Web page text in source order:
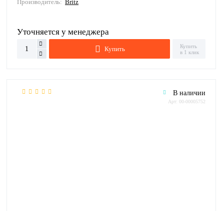
Производитель: Britz
Уточняется у менеджера
Купить
Купить
в 1 клик
В наличии
Арт: 00-00005752